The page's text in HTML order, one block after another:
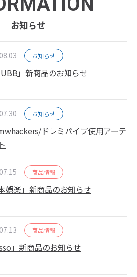
お知らせ
お知らせ
」新商品のお知らせ
お知らせ
ドレミパイプ使用アーテ
商品情報
娯楽」新商品のお知らせ
商品情報
」新商品のお知らせ